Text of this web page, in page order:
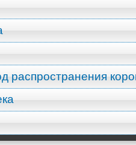
распространения